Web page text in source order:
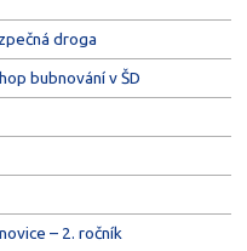
droga
bubnování v ŠD
– 2. ročník